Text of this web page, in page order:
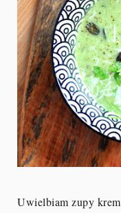
Uwielbiam zupy